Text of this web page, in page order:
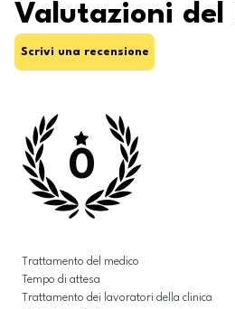
Valutazioni del
Scrivi una recensione
0
Trattamento del medico
Tempo di attesa
Trattamento dei lavoratori della clinica